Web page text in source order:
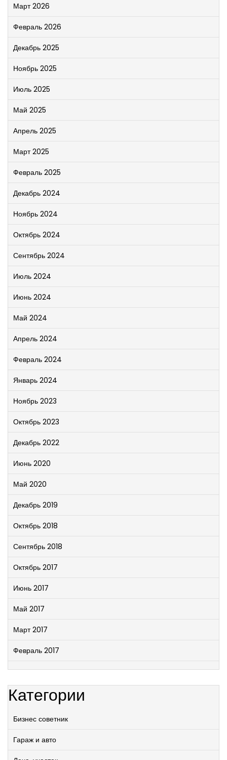
Март 2026
Февраль 2026
Декабрь 2025
Ноябрь 2025
Июль 2025
Май 2025
Апрель 2025
Март 2025
Февраль 2025
Декабрь 2024
Ноябрь 2024
Октябрь 2024
Сентябрь 2024
Июль 2024
Июнь 2024
Май 2024
Апрель 2024
Февраль 2024
Январь 2024
Ноябрь 2023
Октябрь 2023
Декабрь 2022
Июнь 2020
Май 2020
Декабрь 2019
Октябрь 2018
Сентябрь 2018
Октябрь 2017
Июнь 2017
Май 2017
Март 2017
Февраль 2017
Категории
Бизнес советник
Гараж и авто